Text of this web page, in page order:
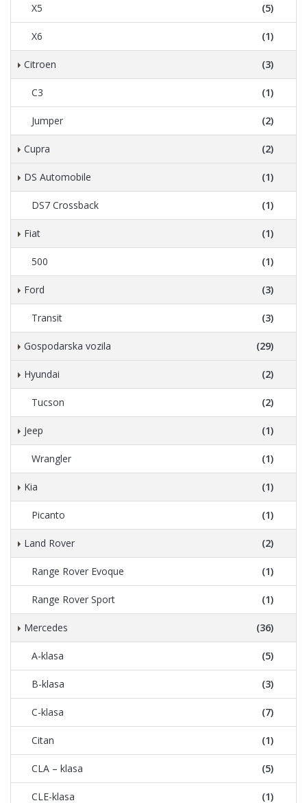
X5 (5)
X6 (1)
Citroen (3)
C3 (1)
Jumper (2)
Cupra (2)
DS Automobile (1)
DS7 Crossback (1)
Fiat (1)
500 (1)
Ford (3)
Transit (3)
Gospodarska vozila (29)
Hyundai (2)
Tucson (2)
Jeep (1)
Wrangler (1)
Kia (1)
Picanto (1)
Land Rover (2)
Range Rover Evoque (1)
Range Rover Sport (1)
Mercedes (36)
A-klasa (5)
B-klasa (3)
C-klasa (7)
Citan (1)
CLA – klasa (5)
CLE-klasa (1)